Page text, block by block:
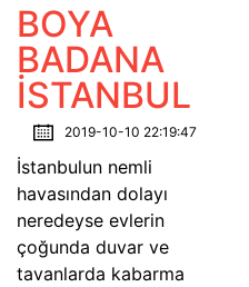
BOYA
BADANA
İSTANBUL
2019-10-10 22:19:47
İstanbulun nemli
havasından dolayı
neredeyse evlerin
çoğunda duvar ve
tavanlarda kabarma